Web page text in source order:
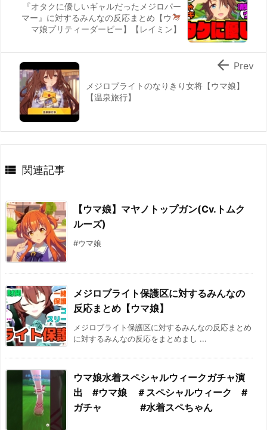
『オタクに優しいギャルだったメジロパー
マー』に対するみんなの反応まとめ【ウ
マ娘プリティーダービー】【レイミン】
メジロブライトのなりきり女将【ウマ娘】
【温泉旅行】
 Prev
 関連記事
【ウマ娘】マヤノトップガン(Cv.トムク
ルーズ)
#ウマ娘
メジロブライト保護区に対するみんなの
反応まとめ【ウマ娘】
メジロブライト保護区に対するみんなの反応まとめ
に対するみんなの反応をまとめまし ...
ウマ娘水着スペシャルウィークガチャ演
出 #ウマ娘 ＃スペシャルウィーク #
ガチャ #水着スペちゃん